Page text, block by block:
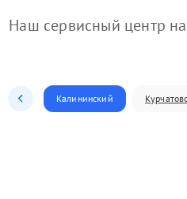
Наш сервисный центр
Калининский